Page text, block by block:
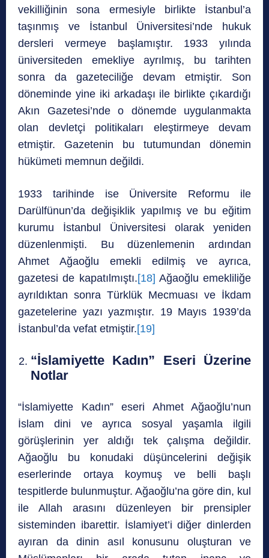
vekilliğinin sona ermesiyle birlikte İstanbul’a
taşınmış ve İstanbul Üniversitesi’nde hukuk
dersleri vermeye başlamıştır. 1933 yılında
üniversiteden emekliye ayrılmış, bu tarihten
sonra da gazeteciliğe devam etmiştir. Son
döneminde yine iki arkadaşı ile birlikte çıkardığı
Akın Gazetesi’nde o dönemde uygulanmakta
olan devletçi politikaları eleştirmeye devam
etmiştir. Gazetenin bu tutumundan dönemin
hükümeti memnun değildi.
1933 tarihinde ise Üniversite Reformu ile
Darülfünun’da değişiklik yapılmış ve bu eğitim
kurumu İstanbul Üniversitesi olarak yeniden
düzenlenmişti. Bu düzenlemenin ardından
Ahmet Ağaoğlu emekli edilmiş ve ayrıca,
gazetesi de kapatılmıştı.[18] Ağaoğlu emekliliğe
ayrıldıktan sonra Türklük Mecmuası ve İkdam
gazetelerine yazı yazmıştır. 19 Mayıs 1939’da
İstanbul’da vefat etmiştir.[19]
“İslamiyette Kadın” Eseri Üzerine
Notlar
“İslamiyette Kadın” eseri Ahmet Ağaoğlu’nun
İslam dini ve ayrıca sosyal yaşamla ilgili
görüşlerinin yer aldığı tek çalışma değildir.
Ağaoğlu bu konudaki düşüncelerini değişik
eserlerinde ortaya koymuş ve belli başlı
tespitlerde bulunmuştur. Ağaoğlu’na göre din, kul
ile Allah arasını düzenleyen bir prensipler
sisteminden ibarettir. İslamiyet’i diğer dinlerden
ayıran da dinin asıl konusunu oluşturan ve